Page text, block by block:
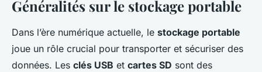
Généralités sur le stockage portable
Dans l’ère numérique actuelle, le stockage portable
joue un rôle crucial pour transporter et sécuriser des
données. Les clés USB et cartes SD sont des